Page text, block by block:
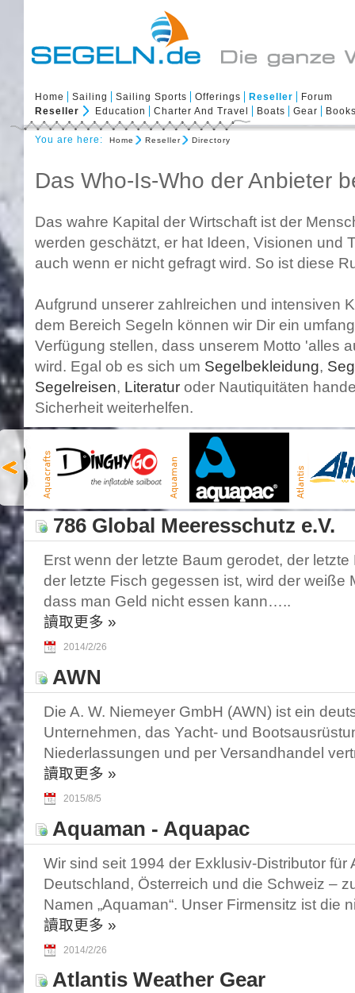
Home Sailing Sailing Sports Offerings Reseller
Forum
Reseller
Education Charter And Travel Boats Gear
You are here: Home Reseller Directory
Das Who-Is-Who der Anbieter
Das wahre Kapital der Wirtschaft ist der
werden geschätzt, er hat Ideen, Visionen und
auch wenn er nicht gefragt wird. So ist diese
Aufgrund unserer zahlreichen und intensiven
dem Bereich Segeln können wir Dir ein
Verfügung stellen, dass unserem Motto 'alles
wird. Egal ob es sich um Segelbekleidung,
Segelreisen, Literatur oder Nautiquitäten
Sicherheit weiterhelfen.
786 Global Meeresschutz e.V.
Erst wenn der letzte Baum gerodet, der
der letzte Fisch gegessen ist, wird der weiße
dass man Geld nicht essen kann…..
讀取更多 »
2014/2/26
AWN
Die A. W. Niemeyer GmbH (AWN) ist ein
Unternehmen, das Yacht- und
Niederlassungen und per Versandhandel
讀取更多 »
2015/8/5
Aquaman - Aquapac
Wir sind seit 1994 der Exklusiv-Distributor für
Deutschland, Österreich und die Schweiz –
Namen „Aquaman“. Unser Firmensitz ist die
讀取更多 »
2014/2/26
Atlantis Weather Gear